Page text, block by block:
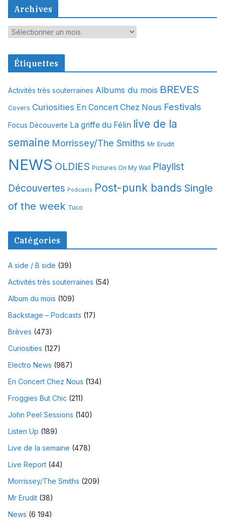
Archives
A
c
v
e
Étiquettes
Activités très souterraines Albums du mois BREVES
Covers Curiosities En Concert Chez Nous Festivals
Focus Découverte La griffe du Félin live de la
semaine Morrissey/The Smiths Mr Erudit
NEWS OLDIES Pictures On My Wall Playlist
Découvertes Podcasts Post-punk bands Single
of the week Tuco
Catégories
A side / B side (39)
Activités très souterraines (54)
Album du mois (109)
Backstage – Podcasts (17)
Brèves (473)
Curiosities (127)
Electro News (987)
En Concert Chez Nous (134)
Froggies But Chic (211)
John Peel Sessions (140)
Listen Up (189)
Live de la semaine (478)
Live Report (44)
Morrissey/The Smiths (209)
Mr Erudit (38)
News (6 194)